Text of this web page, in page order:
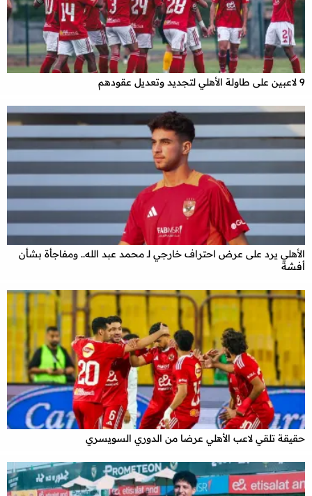
9 لاعبين على طاولة الأهلي لتجديد وتعديل عقودهم
الأهلي يرد على عرض احتراف خارجي لـ محمد عبد الله.. ومفاجأة بشأن
أفشة
حقيقة تلقي لاعب الأهلي عرضا من الدوري السويسري